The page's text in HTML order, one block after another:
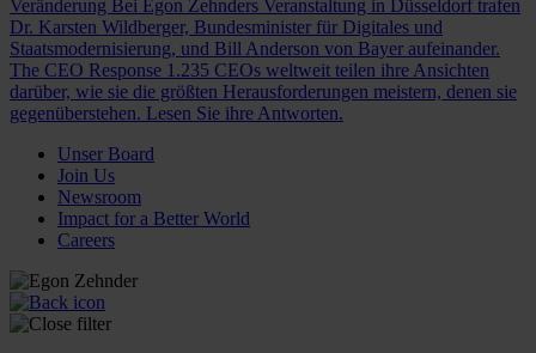
Veränderung Bei Egon Zehnders Veranstaltung in Düsseldorf trafen
Dr. Karsten Wildberger, Bundesminister für Digitales und
Staatsmodernisierung, und Bill Anderson von Bayer aufeinander.
The CEO Response 1.235 CEOs weltweit teilen ihre Ansichten
darüber, wie sie die größten Herausforderungen meistern, denen sie
gegenüberstehen. Lesen Sie ihre Antworten.
Unser Board
Join Us
Newsroom
Impact for a Better World
Careers